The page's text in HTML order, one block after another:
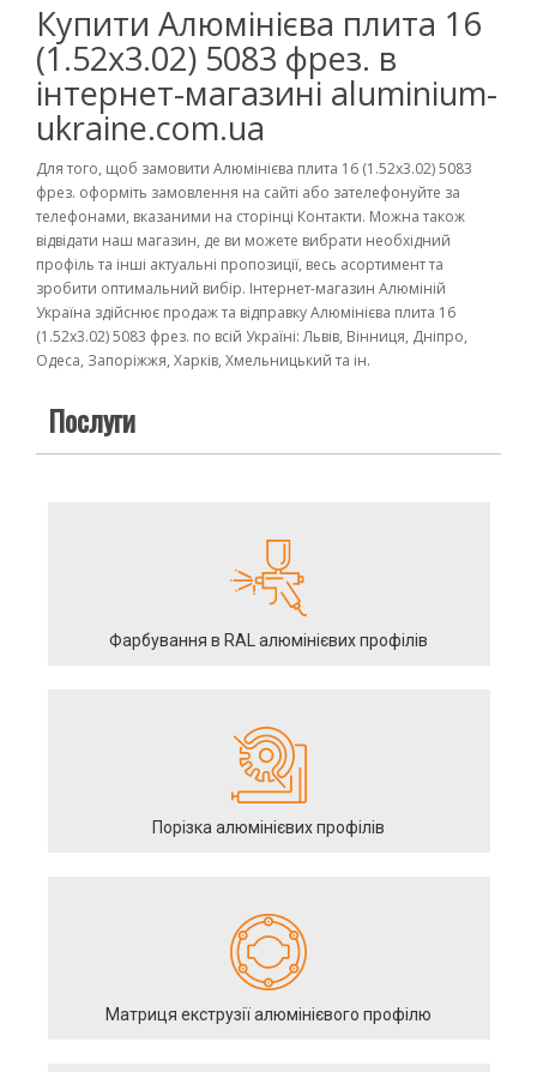
Купити Алюмінієва плита 16
(1.52х3.02) 5083 фрез. в
інтернет-магазині aluminium-
ukraine.com.ua
Для того, щоб замовити Алюмінієва плита 16 (1.52х3.02) 5083
фрез. оформіть замовлення на сайті або зателефонуйте за
телефонами, вказаними на сторінці Контакти. Можна також
відвідати наш магазин, де ви можете вибрати необхідний
профіль та інші актуальні пропозиції, весь асортимент та
зробити оптимальний вибір. Інтернет-магазин Алюміній
Україна здійснює продаж та відправку Алюмінієва плита 16
(1.52х3.02) 5083 фрез. по всій Україні: Львів, Вінниця, Дніпро,
Одеса, Запоріжжя, Харків, Хмельницький та ін.
Послуги
Фарбування в RAL алюмінієвих профілів
Порізка алюмінієвих профілів
Матриця екструзії алюмінієвого профілю